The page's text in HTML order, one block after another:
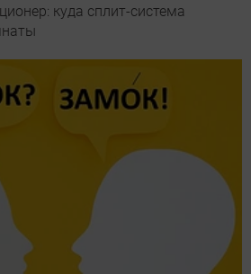
куда сплит-система